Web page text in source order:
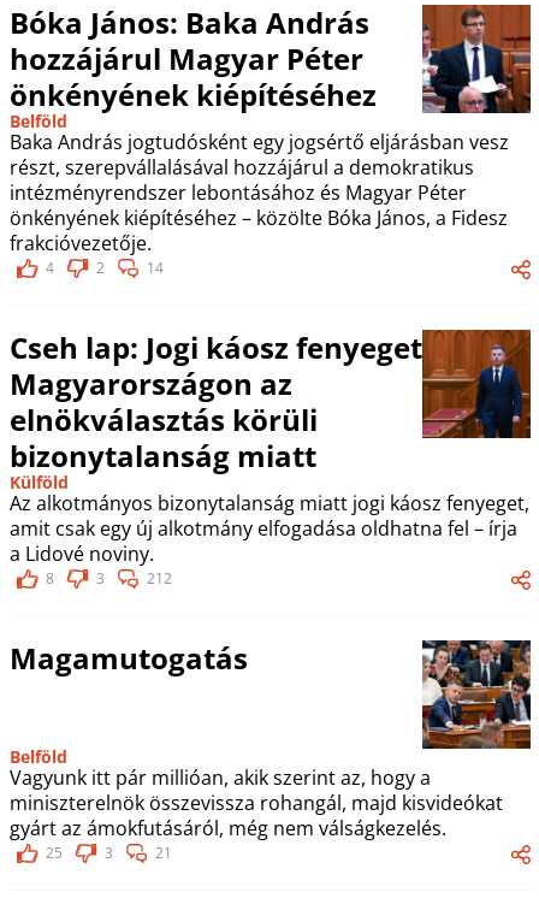
Bóka János: Baka András
hozzájárul Magyar Péter
önkényének kiépítéséhez
Belföld
Baka András jogtudósként egy jogsértő eljárásban vesz
részt, szerepvállalásával hozzájárul a demokratikus
intézményrendszer lebontásához és Magyar Péter
önkényének kiépítéséhez – közölte Bóka János, a Fidesz
frakcióvezetője.
4 2 14
Cseh lap: Jogi káosz fenyeget
Magyarországon az
elnökválasztás körüli
bizonytalanság miatt
Külföld
Az alkotmányos bizonytalanság miatt jogi káosz fenyeget,
amit csak egy új alkotmány elfogadása oldhatna fel – írja
a Lidové noviny.
8 3 212
Magamutogatás
Belföld
Vagyunk itt pár millióan, akik szerint az, hogy a
miniszterelnök összevissza rohangál, majd kisvideókat
gyárt az ámokfutásáról, még nem válságkezelés.
25 3 21